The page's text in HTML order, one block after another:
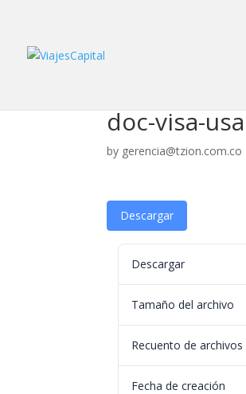
doc-visa-usa
by gerencia@tzion.com.co
Descargar
Descargar
Tamaño del archivo
Recuento de archivos
Fecha de creación